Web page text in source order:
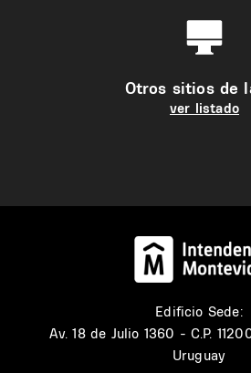
Otros sitios de
ver listado
Edificio Sede:
Av. 18 de Julio 1360 - C.P.
Uruguay